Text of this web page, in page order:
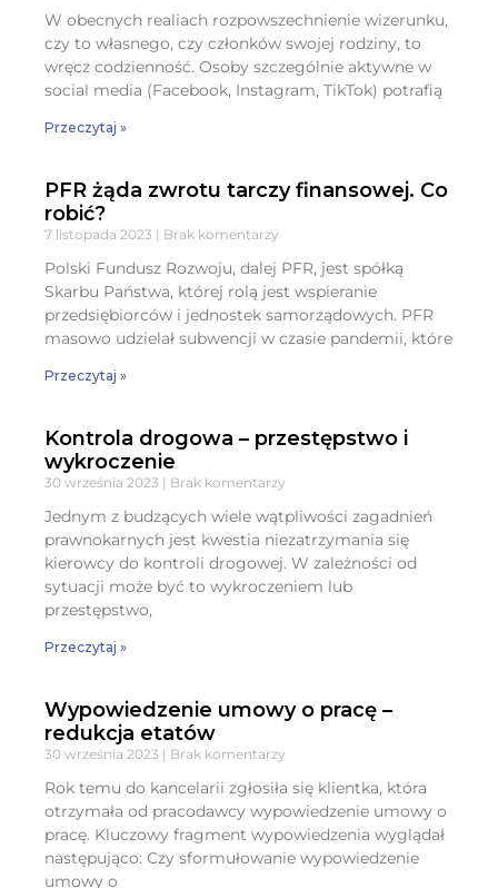
W obecnych realiach rozpowszechnienie wizerunku,
czy to własnego, czy członków swojej rodziny, to
wręcz codzienność. Osoby szczególnie aktywne w
social media (Facebook, Instagram, TikTok) potrafią
Przeczytaj »
PFR żąda zwrotu tarczy finansowej. Co
robić?
7 listopada 2023 Brak komentarzy
Polski Fundusz Rozwoju, dalej PFR, jest spółką
Skarbu Państwa, której rolą jest wspieranie
przedsiębiorców i jednostek samorządowych. PFR
masowo udzielał subwencji w czasie pandemii, które
Przeczytaj »
Kontrola drogowa – przestępstwo i
wykroczenie
30 września 2023 Brak komentarzy
Jednym z budzących wiele wątpliwości zagadnień
prawnokarnych jest kwestia niezatrzymania się
kierowcy do kontroli drogowej. W zależności od
sytuacji może być to wykroczeniem lub
przestępstwo,
Przeczytaj »
Wypowiedzenie umowy o pracę –
redukcja etatów
30 września 2023 Brak komentarzy
Rok temu do kancelarii zgłosiła się klientka, która
otrzymała od pracodawcy wypowiedzenie umowy o
pracę. Kluczowy fragment wypowiedzenia wyglądał
następująco: Czy sformułowanie wypowiedzenie
umowy o